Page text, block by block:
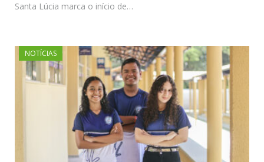
Santa Lúcia marca o início de…
NOTÍCIAS